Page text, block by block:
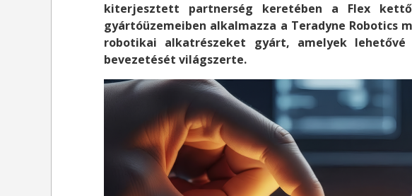
kiterjesztett partnerség keretében a Flex
gyártóüzemeiben alkalmazza a Teradyne Robotics
robotikai alkatrészeket gyárt, amelyek
bevezetését világszerte.